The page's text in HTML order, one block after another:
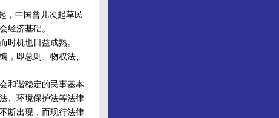
，中国曾几次起草民
经济基础。
机也日益成熟。
，即总则、物权法、
和谐稳定的民事基本
、环境保护法等法律
断出现，而现行法律